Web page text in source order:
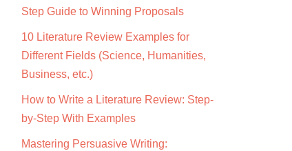
Step Guide to Winning Proposals
10 Literature Review Examples for
Different Fields (Science, Humanities,
Business, etc.)
How to Write a Literature Review: Step-
by-Step With Examples
Mastering Persuasive Writing: